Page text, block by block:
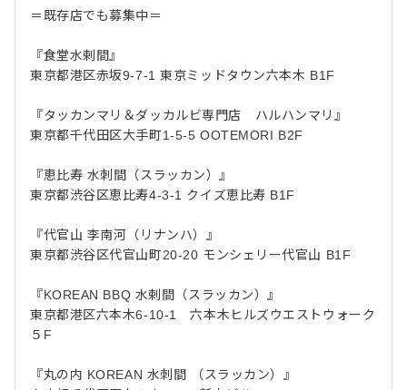
＝既存店でも募集中＝
『食堂水剌間』
東京都港区赤坂9-7-1 東京ミッドタウン六本木 B1F
『タッカンマリ＆ダッカルビ専門店 ハルハンマリ』
東京都千代田区大手町1-5-5 OOTEMORI B2F
『恵比寿 水刺間（スラッカン）』
東京都渋谷区恵比寿4-3-1 クイズ恵比寿 B1F
『代官山 李南河（リナンハ）』
東京都渋谷区代官山町20-20 モンシェリー代官山 B1F
『KOREAN BBQ 水剌間（スラッカン）』
東京都港区六本木6-10-1 六本木ヒルズウエストウォーク
５F
『丸の内 KOREAN 水刺間 （スラッカン）』